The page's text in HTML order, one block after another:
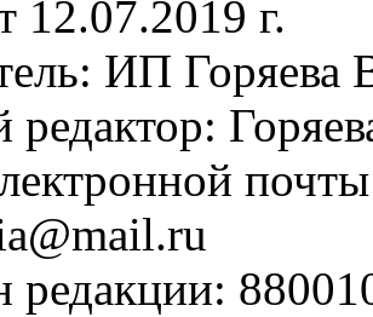
12.07.2019 г.
ИП Горяева
редактор:
редакции: